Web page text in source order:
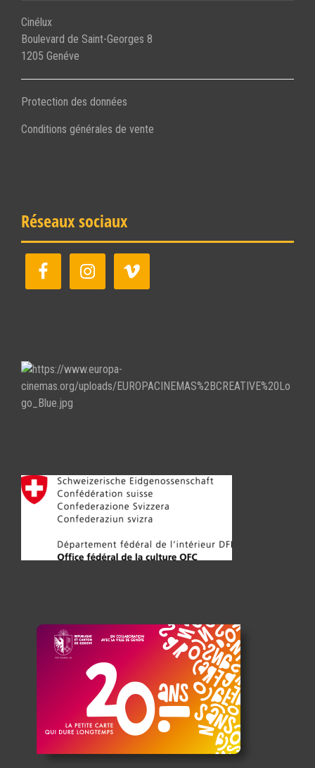
Cinélux
Boulevard de Saint-Georges 8
1205 Genéve
Protection des données
Conditions générales de vente
Réseaux sociaux